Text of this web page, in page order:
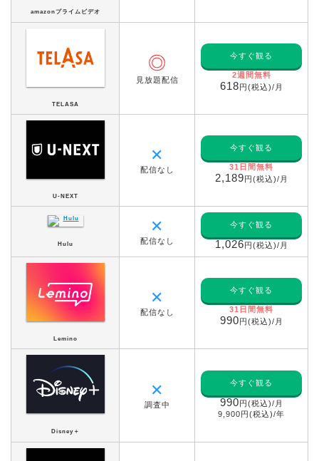
amazonプライムビデオ
TELASA
◎
見放題配信
今すぐ観る
2週間無料
618円(税込)/月
U-NEXT
✕
配信なし
今すぐ観る
31日間無料
2,189円(税込)/月
Hulu
✕
配信なし
今すぐ観る
1,026円(税込)/月
Lemino
✕
配信なし
今すぐ観る
31日間無料
990円(税込)/月
Disney＋
✕
調査中
今すぐ観る
990円(税込)/月
9,900円(税込)/年